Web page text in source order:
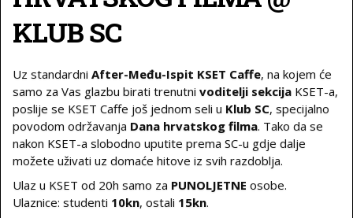
KLUB SC
Uz standardni After-Među-Ispit KSET Caffe, na kojem će
samo za Vas glazbu birati trenutni voditelji sekcija KSET-a,
poslije se KSET Caffe još jednom seli u Klub SC, specijalno
povodom održavanja Dana hrvatskog filma. Tako da se
nakon KSET-a slobodno uputite prema SC-u gdje dalje
možete uživati uz domaće hitove iz svih razdoblja.
Ulaz u KSET od 20h samo za PUNOLJETNE osobe.
Ulaznice: studenti 10kn, ostali 15kn.